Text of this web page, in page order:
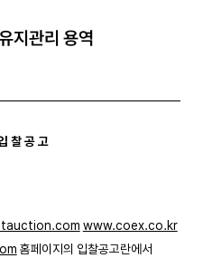
지관리 용역
찰 공 고
www.coex.co.kr
홈페이지의 입찰공고란에서